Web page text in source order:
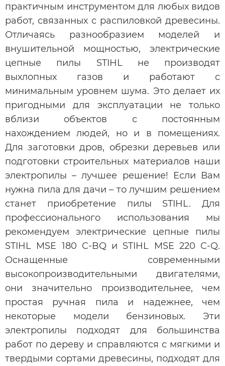
практичным инструментом для любых видов
работ, связанных с распиловкой древесины.
Отличаясь разнообразием моделей и
внушительной мощностью, электрические
цепные пилы STIHL не производят
выхлопных газов и работают с
минимальным уровнем шума. Это делает их
пригодными для эксплуатации не только
вблизи объектов с постоянным
нахождением людей, но и в помещениях.
Для заготовки дров, обрезки деревьев или
подготовки строительных материалов наши
электропилы – лучшее решение! Если Вам
нужна пила для дачи – то лучшим решением
станет приобретение пилы STIHL. Для
профессионального использования мы
рекомендуем электрические цепные пилы
STIHL MSE 180 C-BQ и STIHL MSE 220 C-Q.
Оснащенные современными
высокопроизводительными двигателями,
они значительно производительнее, чем
простая ручная пила и надежнее, чем
некоторые модели бензиновых. Эти
электропилы подходят для большинства
работ по дереву и справляются с мягкими и
твердыми сортами древесины, подходят для